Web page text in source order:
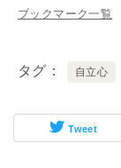
ブックマーク一覧
タグ 自立心
Tweet